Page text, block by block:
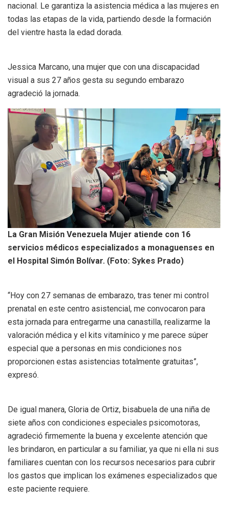
nacional. Le garantiza la asistencia médica a las mujeres en
todas las etapas de la vida, partiendo desde la formación
del vientre hasta la edad dorada.
Jessica Marcano, una mujer que con una discapacidad
visual a sus 27 años gesta su segundo embarazo
agradeció la jornada.
La Gran Misión Venezuela Mujer atiende con 16
servicios médicos especializados a monaguenses en
el Hospital Simón Bolívar. (Foto: Sykes Prado)
“Hoy con 27 semanas de embarazo, tras tener mi control
prenatal en este centro asistencial, me convocaron para
esta jornada para entregarme una canastilla, realizarme la
valoración médica y el kits vitamínico y me parece súper
especial que a personas en mis condiciones nos
proporcionen estas asistencias totalmente gratuitas”,
expresó.
De igual manera, Gloria de Ortiz, bisabuela de una niña de
siete años con condiciones especiales psicomotoras,
agradeció firmemente la buena y excelente atención que
les brindaron, en particular a su familiar, ya que ni ella ni sus
familiares cuentan con los recursos necesarios para cubrir
los gastos que implican los exámenes especializados que
este paciente requiere.